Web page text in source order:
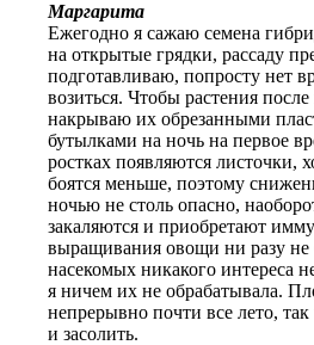
Маргарита
Ежегодно я сажаю семена
на открытые грядки, рассаду
подготавливаю, попросту нет
возиться. Чтобы растения
накрываю их обрезанными
бутылками на ночь на первое
ростках появляются листочки,
боятся меньше, поэтому
ночью не столь опасно,
закаляются и приобретают
выращивания овощи ни разу не
насекомых никакого интереса
я ничем их не обрабатывала.
непрерывно почти все лето, так
и засолить.